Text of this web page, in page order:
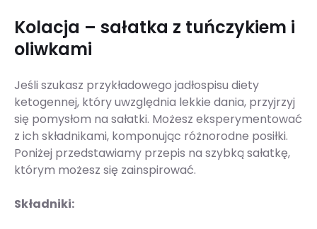
Kolacja – sałatka z tuńczykiem i
oliwkami
Jeśli szukasz przykładowego jadłospisu diety
ketogennej, który uwzględnia lekkie dania, przyjrzyj
się pomysłom na sałatki. Możesz eksperymentować
z ich składnikami, komponując różnorodne posiłki.
Poniżej przedstawiamy przepis na szybką sałatkę,
którym możesz się zainspirować.
Składniki: